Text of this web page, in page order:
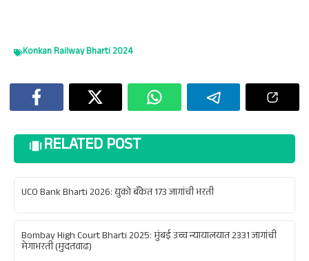
Konkan Railway Bharti 2024
RELATED POST
UCO Bank Bharti 2026: युको बँकेत 173 जागांची भरती
Bombay High Court Bharti 2025: मुंबई उच्च न्यायालयात 2331 जागांची
मेगाभरती (मुदतवाढ)